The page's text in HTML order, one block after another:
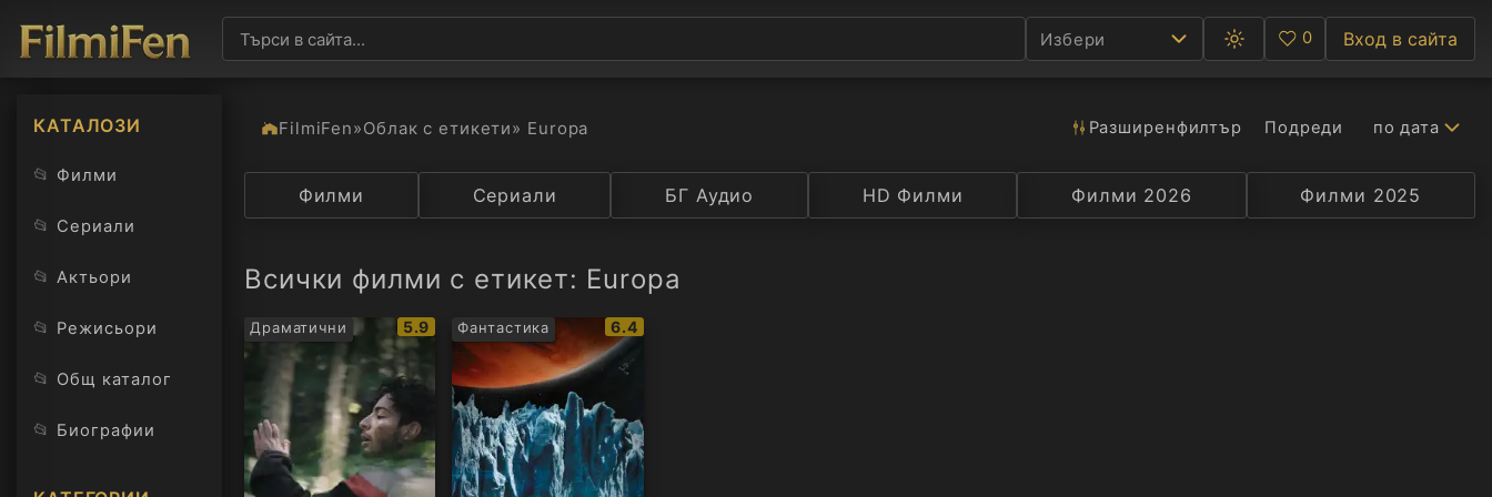
Избери
Превключване
между
светла
Любими
0 Вход в сайта
КАТАЛОЗИ
📂 Филми
📂 Сериали
📂 Актьори
📂 Режисьори
📂 Общ каталог
📂 Биографии
FilmiFen»Облак с етикети» Europa Разширенфилтър Подреди по дата
Категория Държава Рейтинг Селекция Превод Актьор
Филми Сериали БГ Аудио HD Филми Филми 2026 Филми 2025
Всички филми с етикет: Europa
Драматични
IMDb
рейтинг:
5.9 Фантастика
IMDb
рейтинг:
6.4